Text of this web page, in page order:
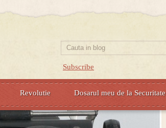
Subscribe
Revolutie Dosarul meu de la Securitate